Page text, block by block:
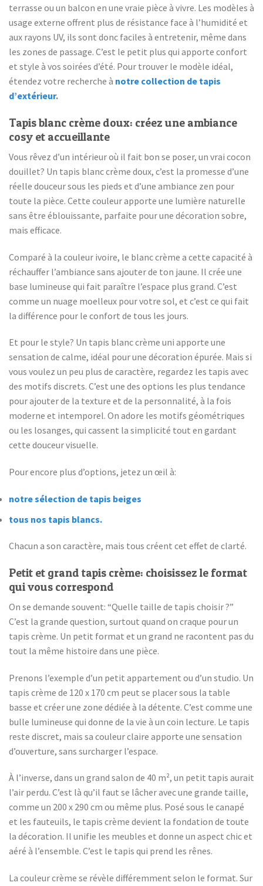
terrasse ou un balcon en une vraie pièce à vivre. Les modèles à
usage externe offrent plus de résistance face à l’humidité et
aux rayons UV, ils sont donc faciles à entretenir, même dans
les zones de passage. C’est le petit plus qui apporte confort
et style à vos soirées d’été. Pour trouver le modèle idéal,
étendez votre recherche à notre collection de tapis
d’extérieur.
Tapis blanc crème doux: créez une ambiance
cosy et accueillante
Vous rêvez d’un intérieur où il fait bon se poser, un vrai cocon
douillet? Un tapis blanc crème doux, c’est la promesse d’une
réelle douceur sous les pieds et d’une ambiance zen pour
toute la pièce. Cette couleur apporte une lumière naturelle
sans être éblouissante, parfaite pour une décoration sobre,
mais efficace.
Comparé à la couleur ivoire, le blanc crème a cette capacité à
réchauffer l’ambiance sans ajouter de ton jaune. Il crée une
base lumineuse qui fait paraître l’espace plus grand. C’est
comme un nuage moelleux pour votre sol, et c’est ce qui fait
la différence pour le confort de tous les jours.
Et pour le style? Un tapis blanc crème uni apporte une
sensation de calme, idéal pour une décoration épurée. Mais si
vous voulez un peu plus de caractère, regardez les tapis avec
des motifs discrets. C’est une des options les plus tendance
pour ajouter de la texture et de la personnalité, à la fois
moderne et intemporel. On adore les motifs géométriques
ou les losanges, qui cassent la simplicité tout en gardant
cette douceur visuelle.
Pour encore plus d’options, jetez un œil à:
notre sélection de tapis beiges
tous nos tapis blancs.
Chacun a son caractère, mais tous créent cet effet de clarté.
Petit et grand tapis crème: choisissez le format
qui vous correspond
On se demande souvent: “Quelle taille de tapis choisir ?”
C’est la grande question, surtout quand on craque pour un
tapis crème. Un petit format et un grand ne racontent pas du
tout la même histoire dans une pièce.
Prenons l’exemple d’un petit appartement ou d’un studio. Un
tapis crème de 120 x 170 cm peut se placer sous la table
basse et créer une zone dédiée à la détente. C’est comme une
bulle lumineuse qui donne de la vie à un coin lecture. Le tapis
reste discret, mais sa couleur claire apporte une sensation
d’ouverture, sans surcharger l’espace.
À l’inverse, dans un grand salon de 40 m², un petit tapis aurait
l’air perdu. C’est là qu’il faut se lâcher avec une grande taille,
comme un 200 x 290 cm ou même plus. Posé sous le canapé
et les fauteuils, le tapis crème devient la fondation de toute
la décoration. Il unifie les meubles et donne un aspect chic et
aéré à l’ensemble. C’est le tapis qui prend les rênes.
La couleur crème se révèle différemment selon le format. Sur